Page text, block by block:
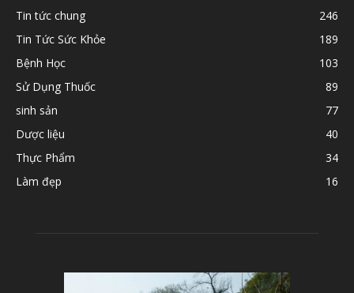
Tin tức chung
246
Tin Tức Sức Khỏe
189
Bệnh Học
103
Sử Dụng Thuốc
89
sinh sản
77
Dược liệu
40
Thực Phẩm
34
Làm đẹp
16